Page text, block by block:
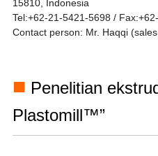
15810, Indonesia
Tel:+62-21-5421-5698 /
Contact person: Mr. Haqqi
■ Penelitian
Plastomill™”